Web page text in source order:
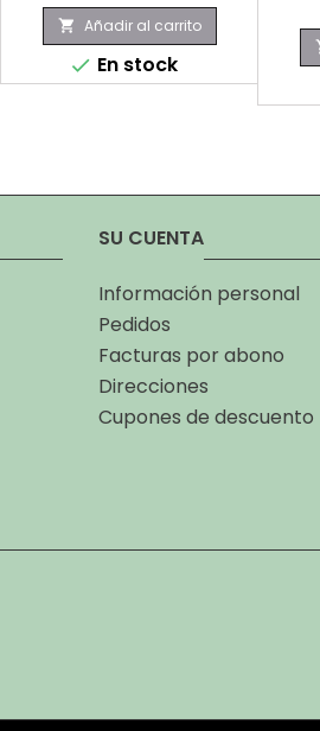
 Añadir al carrito
 En stock
SU CUENTA
Información personal
Pedidos
Facturas por abono
Direcciones
Cupones de descuento